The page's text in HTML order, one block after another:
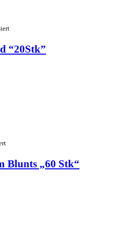
“20Stk”
Blunts „60 Stk“